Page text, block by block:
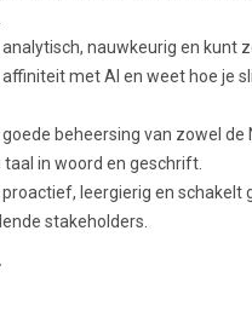
nauwkeurig en kunt
met AI en weet hoe je
beheersing van zowel de
taal in woord en geschrift.
leergierig en schakelt
stakeholders.